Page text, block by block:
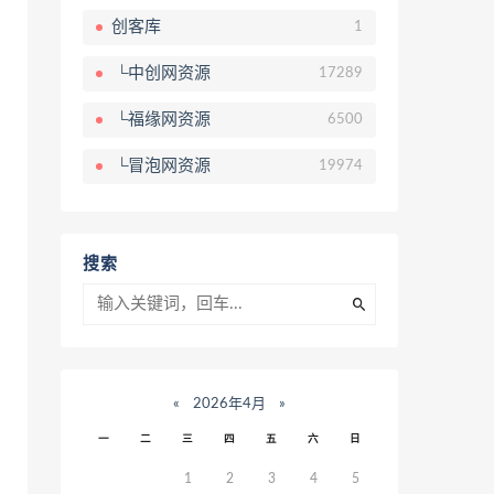
创客库 1
└中创网资源 17289
└福缘网资源 6500
└冒泡网资源 19974
搜索
« 2026年4月 »
一 二 三 四 五 六 日
1 2 3 4 5